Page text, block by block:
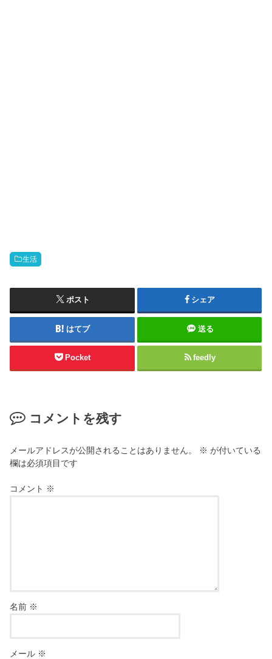
生活
ポスト シェア
はてブ 送る
Pocket feedly
コメントを残す
メールアドレスが公開されることはありません。 ※ が付いている
欄は必須項目です
コメント ※
名前 ※
メール ※